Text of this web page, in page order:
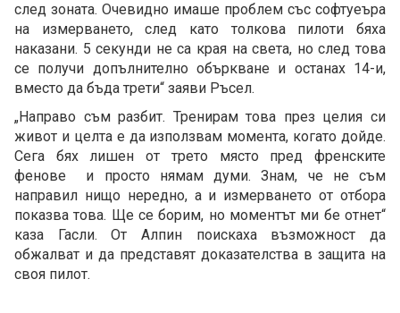
след зоната. Очевидно имаше проблем със софтуеъра
на измерването, след като толкова пилоти бяха
наказани. 5 секунди не са края на света, но след това
се получи допълнително объркване и останах 14-и,
вместо да бъда трети“ заяви Ръсел.
„Направо съм разбит. Тренирам това през целия си
живот и целта е да използвам момента, когато дойде.
Сега бях лишен от трето място пред френските
фенове и просто нямам думи. Знам, че не съм
направил нищо нередно, а и измерването от отбора
показва това. Ще се борим, но моментът ми бе отнет“
каза Гасли. От Алпин поискаха възможност да
обжалват и да представят доказателства в защита на
своя пилот.